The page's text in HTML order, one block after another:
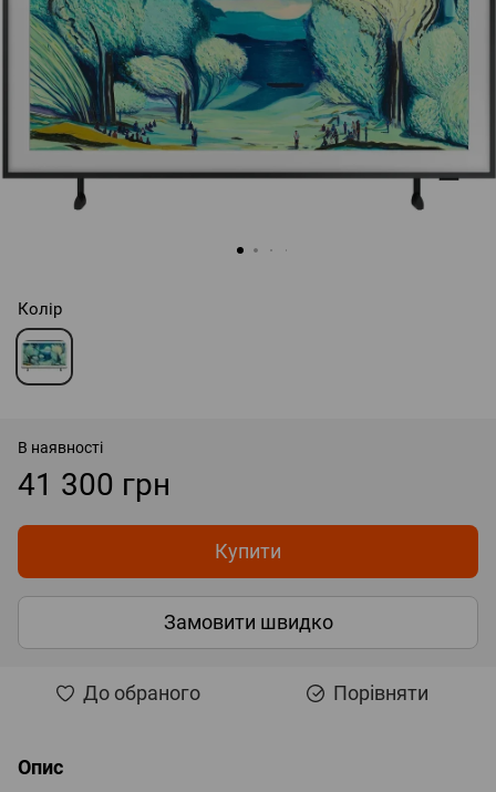
Колір
В наявності
41 300 грн
Купити
Замовити швидко
До обраного Порівняти
Опис